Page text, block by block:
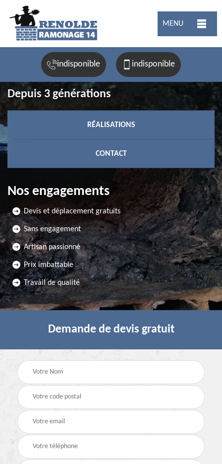
MENU
indisponible indisponible
Depuis 3 générations
RÉALISATIONS
CONTACT
Nos engagements
Devis et déplacement gratuits
Sans engagement
Artisan passionné
Prix imbattable
Travail de qualité
Demande de devis gratuit